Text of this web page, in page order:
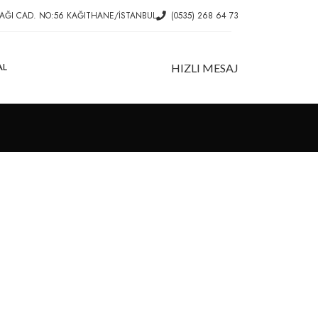
CAD. NO:56 KAĞITHANE/İSTANBUL (0535) 268 64 73
HIZLI MESAJ